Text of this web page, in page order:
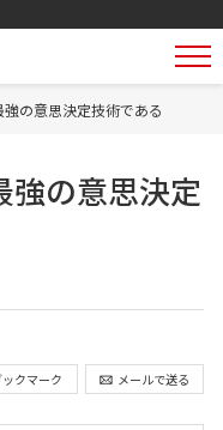
の意思決定技術である
強の意思決定
ックマーク メールで送る